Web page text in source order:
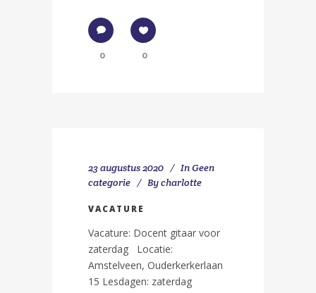
0 0
23 augustus 2020 InGeen
categorie
Bycharlotte
VACATURE
Vacature: Docent gitaar voor
zaterdag Locatie:
Amstelveen, Ouderkerkerlaan
15 Lesdagen: zaterdag